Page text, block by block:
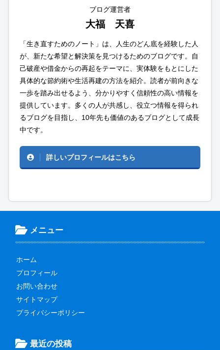
ブログ運営者
大福 天喜
「生き直すためのノート」は、人生のどん底を経験した人
が、新たな希望と解決策を見つけるためのブログです。自
己破産や借金からの再起をテーマに、実体験をもとにした
具体的な節約術や生活再建の方法を紹介。読者が前向きな
一歩を踏み出せるよう、分かりやすく信頼性の高い情報を
提供しています。多くの人が共感し、役立つ情報を得られ
るブログを目指し、10年先も価値のあるブログとして成長
中です。
詳しいプロフィールはこちら
メニュー
ホーム
プロフィール
お問い合わせ
サイトマップ
プライバシーポリシー
最近の投稿